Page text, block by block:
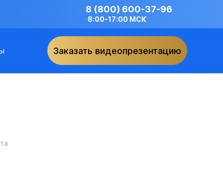
8 (800) 600-37-96
8:00-17:00 МСК
Заказать видеопрезентацию